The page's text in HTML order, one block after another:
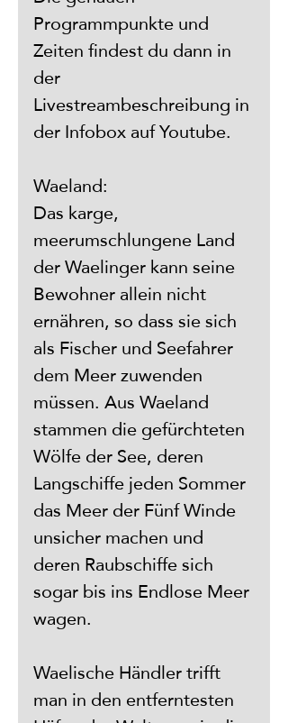
Programmpunkte und
Zeiten findest du dann in
der
Livestreambeschreibung in
der Infobox auf Youtube.
Waeland:
Das karge,
meerumschlungene Land
der Waelinger kann seine
Bewohner allein nicht
ernähren, so dass sie sich
als Fischer und Seefahrer
dem Meer zuwenden
müssen. Aus Waeland
stammen die gefürchteten
Wölfe der See, deren
Langschiffe jeden Sommer
das Meer der Fünf Winde
unsicher machen und
deren Raubschiffe sich
sogar bis ins Endlose Meer
wagen.
Waelische Händler trifft
man in den entferntesten